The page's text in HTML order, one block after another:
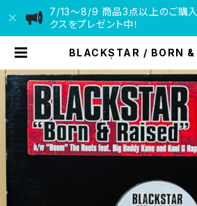
7/13〜8/9 商品3点以上のご購入
クスをプレゼント中！
BLACKSTAR / BORN &